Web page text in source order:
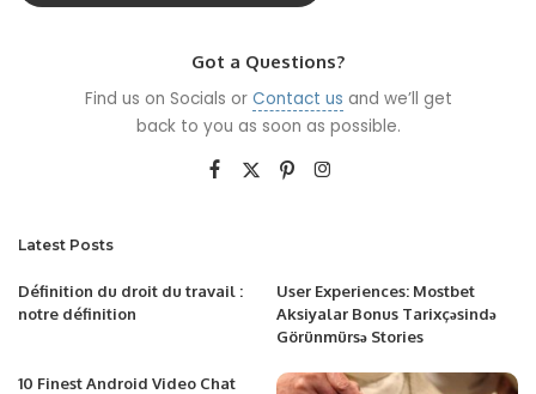
Got a Questions?
Find us on Socials or Contact us and we’ll get
back to you as soon as possible.
Latest Posts
Définition du droit du travail :
notre définition
User Experiences: Mostbet
Aksiyalar Bonus Tarixçəsində
Görünmürsə Stories
10 Finest Android Video Chat